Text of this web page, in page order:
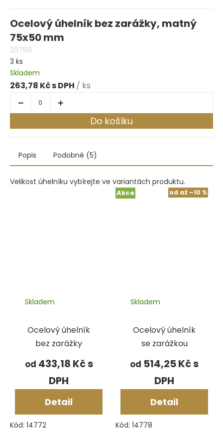
Ocelový úhelník bez zarážky, matný
75x50 mm
20799
3 ks
Skladem
263,78 Kč / ks
Do košíku
Popis Podobné (5)
Velikost úhelníku vybírejte ve variantách produktu.
Ocelový úhelník
bez zarážky
Skladem
od 433,18 Kč
Detail
Kód: 14772
Akce od až –10 %
Ocelový úhelník
se zarážkou
Skladem
od 514,25 Kč
Detail
Kód: 14778